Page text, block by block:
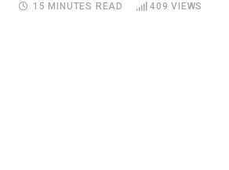
15 MINUTES READ 409 VIEWS